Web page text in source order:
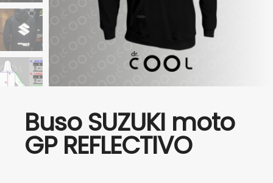
Buso SUZUKI moto
GP REFLECTIVO